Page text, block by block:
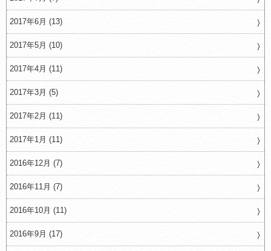
2017年6月 (13)
2017年5月 (10)
2017年4月 (11)
2017年3月 (5)
2017年2月 (11)
2017年1月 (11)
2016年12月 (7)
2016年11月 (7)
2016年10月 (11)
2016年9月 (17)